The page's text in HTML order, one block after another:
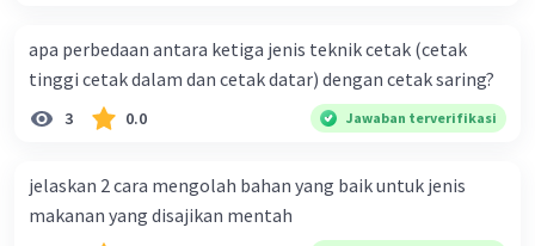
apa perbedaan antara ketiga jenis teknik cetak (cetak
tinggi cetak dalam dan cetak datar) dengan cetak saring?
3 0.0 Jawaban terverifikasi
jelaskan 2 cara mengolah bahan yang baik untuk jenis
makanan yang disajikan mentah